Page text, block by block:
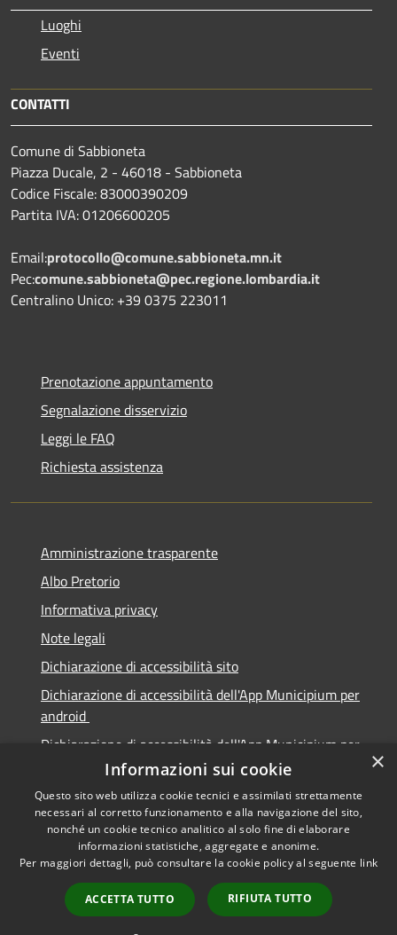
Luoghi
Eventi
CONTATTI
Comune di Sabbioneta
Piazza Ducale, 2 - 46018 - Sabbioneta
Codice Fiscale: 83000390209
Partita IVA: 01206600205
Email:protocollo@comune.sabbioneta.mn.it
Pec:comune.sabbioneta@pec.regione.lombardia.it
Centralino Unico: +39 0375 223011
Prenotazione appuntamento
Segnalazione disservizio
Leggi le FAQ
Richiesta assistenza
Amministrazione trasparente
Albo Pretorio
Informativa privacy
Note legali
Dichiarazione di accessibilità sito
Dichiarazione di accessibilità dell'App Municipium per
android
Dichiarazione di accessibilità dell'App Municipium per
RSS
Accessibilità
Copyright © 2026 • Città di
Municipium•
Accesso
redazione
×
Informazioni sui cookie
Questo sito web utilizza cookie tecnici e assimilati strettamente
necessari al corretto funzionamento e alla navigazione del sito,
nonché un cookie tecnico analitico al solo fine di elaborare
informazioni statistiche, aggregate e anonime.
Per maggiori dettagli, può consultare la cookie policy al seguente link
ACCETTA TUTTO RIFIUTA TUTTO